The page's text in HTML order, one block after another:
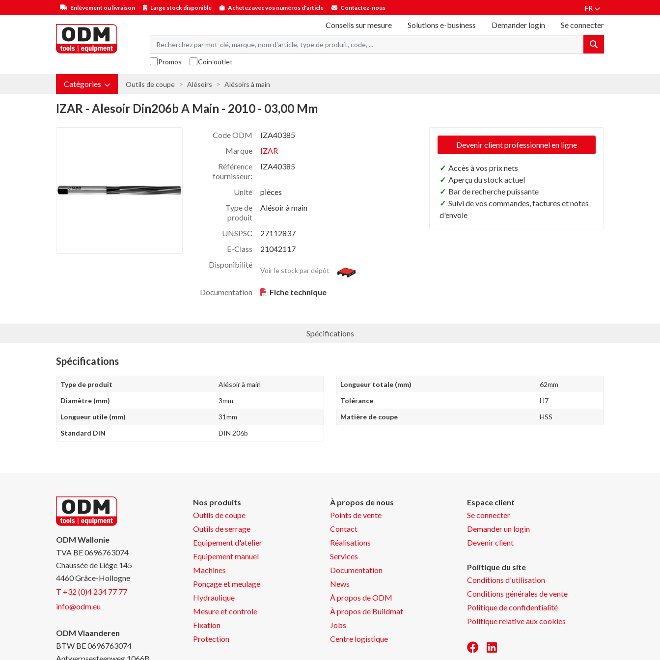
Enlèvement ou livraison Large stock disponible Achetez avec vos numéros d'article Contactez-nous FR
Conseils sur mesure Solutions e-business Demander login Se connecter
Promos Coin outlet
Catégories Outils de coupe Alésoirs Alésoirs à main
IZAR - Alesoir Din206b A Main - 2010 - 03,00 Mm
Code ODM
IZA40385
Marque
IZAR
Référence
fournisseur:
IZA40385
Unité
pièces
Type de
produit
Alésoir à main
UNSPSC
27112837
E-Class
21042117
Disponibilité
Voir le stock par dépôt
Documentation Fiche technique
Devenir client professionnel en ligne
✓ Accès à vos prix nets
✓ Aperçu du stock actuel
✓ Bar de recherche puissante
✓ Suivi de vos commandes, factures et notes
d'envoie
Spécifications
Spécifications
Type de produit
Alésoir à main
Diamètre (mm)
3mm
Longueur utile (mm)
31mm
Standard DIN
DIN 206b
Longueur totale (mm)
62mm
Tolérance
H7
Matière de coupe
HSS
ODM Wallonie
TVA BE 0696763074
Chaussée de Liège 145
4460 Grâce-Hollogne
T +32 (0)4 234 77 77
info@odm.eu
ODM Vlaanderen
BTW BE 0696763074
Nos produits
Outils de coupe
Outils de serrage
Equipement d'atelier
Equipement manuel
Machines
Ponçage et meulage
Hydraulique
Mesure et controle
Fixation
Protection
À propos de nous
Points de vente
Contact
Réalisations
Services
Documentation
News
À propos de ODM
À propos de Buildmat
Jobs
Centre logistique
Espace client
Se connecter
Demander un login
Devenir client
Politique du site
Conditions d'utilisation
Conditions générales de vente
Politique de confidentialité
Politique relative aux cookies